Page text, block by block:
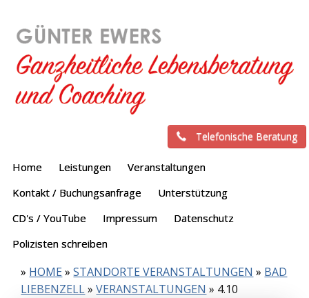
Telefonische Beratung
Home Leistungen
Veranstaltungen
Kontakt / Buchungsanfrage
Unterstützung
CD's / YouTube
Impressum
Datenschutz
Polizisten schreiben
» HOME » STANDORTE VERANSTALTUNGEN » BAD
LIEBENZELL » VERANSTALTUNGEN » 4.10